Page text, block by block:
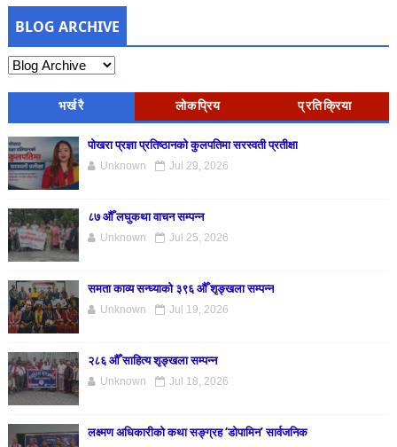
BLOG ARCHIVE
भर्खरै लोकप्रिय प्रतिक्रिया
पोखरा प्रज्ञा प्रतिष्ठानको कुलपतिमा सरस्वती प्रतीक्षा
Unknown Jul 29, 2026
८७ औँ लघुकथा वाचन सम्पन्न
Unknown Jul 25, 2026
समता काव्य सन्ध्याको ३९६ औँ शृङ्खला सम्पन्न
Unknown Jul 19, 2026
२८६ औँ साहित्य शृङ्खला सम्पन्न
Unknown Jul 18, 2026
लक्ष्मण अधिकारीको कथा सङ्ग्रह ‘डोपामिन’ सार्वजनिक